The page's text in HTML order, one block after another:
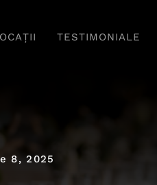
TESTIMONIALE
8, 2025